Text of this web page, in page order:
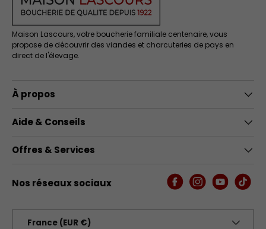
Maison Lascours, votre boucherie familiale centenaire, vous
propose de découvrir des viandes et charcuteries de pays en
direct de l'élevage.
À propos
Aide & Conseils
Offres & Services
Nos réseaux sociaux FacebookInstagram
YouTube
France (EUR €)